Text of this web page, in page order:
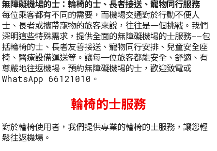
無障礙機場的士：輪椅的士、長者接送、寵物同行服務
每位乘客都有不同的需要，而機場交通對於行動不便人
士、長者或攜帶寵物的旅客來說，往往是一個挑戰。我們
深明這些特殊需求，提供全面的無障礙機場的士服務——包
括輪椅的士、長者友善接送、寵物同行安排、兒童安全座
椅、醫療設備運送等。讓每一位旅客都能安全、舒適、有
尊嚴地往返機場。預約無障礙機場的士，歡迎致電或
WhatsApp 66121010。
輪椅的士服務
對於輪椅使用者，我們提供專業的輪椅的士服務，讓您輕
鬆往返機場。